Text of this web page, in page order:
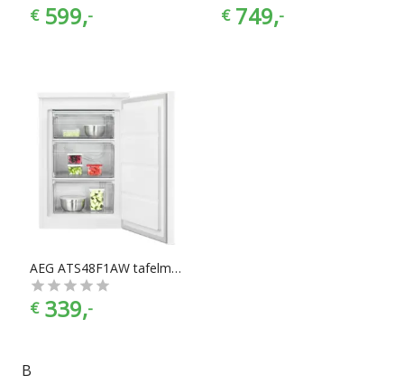
€ 599,- € 749,-
AEG ATS48F1AW tafelmodel vriezer
€ 339,-
B